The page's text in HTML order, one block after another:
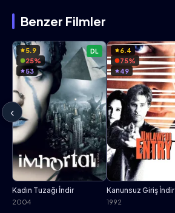
Benzer Filmler
‹
DL
5.9
25%
53
Kadın Tuzağı İndir
2004
6.4
75%
49
Kanunsuz Giriş İndir
1992